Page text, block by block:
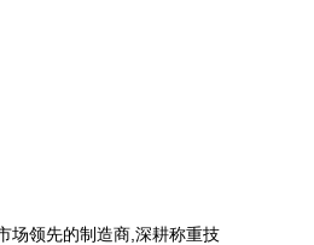
场领先的制造商,深耕称重技